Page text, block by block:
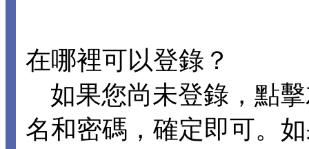
在哪裡可以登錄？
如果您尚未登錄，點
名和密碼，確定即可。